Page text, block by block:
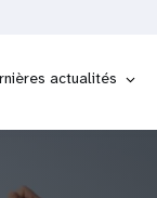
actualités